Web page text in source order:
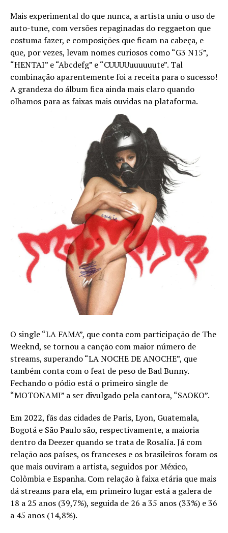
Mais experimental do que nunca, a artista uniu o uso de
auto-tune, com versões repaginadas do reggaeton que
costuma fazer, e composições que ficam na cabeça, e
que, por vezes, levam nomes curiosos como “G3 N15”,
“HENTAI” e “Abcdefg” e “CUUUUuuuuuute”. Tal
combinação aparentemente foi a receita para o sucesso!
A grandeza do álbum fica ainda mais claro quando
olhamos para as faixas mais ouvidas na plataforma.
O single “LA FAMA”, que conta com participação de The
Weeknd, se tornou a canção com maior número de
streams, superando “LA NOCHE DE ANOCHE”, que
também conta com o feat de peso de Bad Bunny.
Fechando o pódio está o primeiro single de
“MOTONAMI” a ser divulgado pela cantora, “SAOKO”.
Em 2022, fãs das cidades de Paris, Lyon, Guatemala,
Bogotá e São Paulo são, respectivamente, a maioria
dentro da Deezer quando se trata de Rosalía. Já com
relação aos países, os franceses e os brasileiros foram os
que mais ouviram a artista, seguidos por México,
Colômbia e Espanha. Com relação à faixa etária que mais
dá streams para ela, em primeiro lugar está a galera de
18 a 25 anos (39,7%), seguida de 26 a 35 anos (33%) e 36
a 45 anos (14,8%).